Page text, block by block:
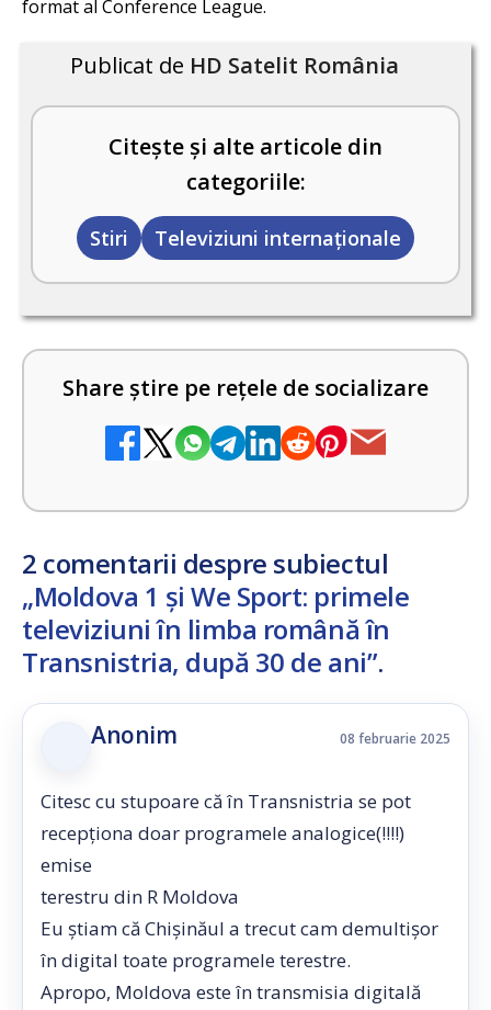
format al Conference League.
Publicat de HD Satelit România
Citește și alte articole din
categoriile:
Stiri Televiziuni internaţionale
Share știre pe rețele de socializare
2 comentarii despre subiectul
„Moldova 1 și We Sport: primele
televiziuni în limba română în
Transnistria, după 30 de ani”.
Anonim 08 februarie 2025
Citesc cu stupoare că în Transnistria se pot
recepționa doar programele analogice(!!!!)
emise
terestru din R Moldova
Eu știam că Chișinăul a trecut cam demultișor
în digital toate programele terestre.
Apropo, Moldova este în transmisia digitală